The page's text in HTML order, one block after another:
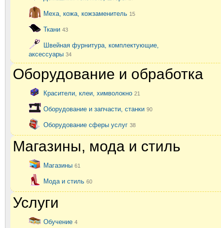
Меха, кожа, кожзаменитель 15
Ткани 43
Швейная фурнитура, комплектующие,
аксессуары 34
Оборудование и обработка
Красители, клеи, химволокно 21
Оборудование и запчасти, станки 90
Оборудование сферы услуг 38
Магазины, мода и стиль
Магазины 61
Мода и стиль 60
Услуги
Обучение 4